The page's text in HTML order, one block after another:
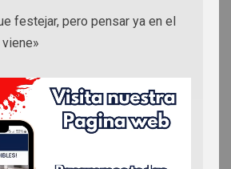
festejar, pero pensar ya en el